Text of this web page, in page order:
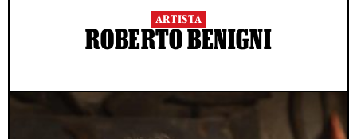
ARTISTA
ROBERTO BENIGNI